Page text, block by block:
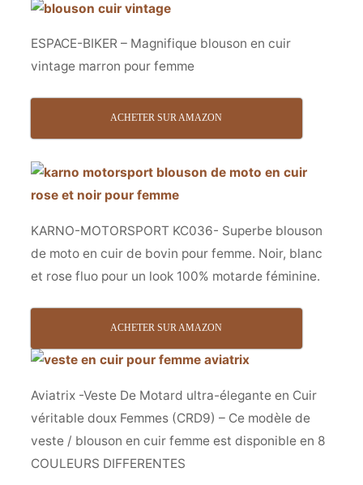
ESPACE-BIKER – Magnifique blouson en cuir
vintage marron pour femme
ACHETER SUR AMAZON
KARNO-MOTORSPORT KC036- Superbe blouson
de moto en cuir de bovin pour femme. Noir, blanc
et rose fluo pour un look 100% motarde féminine.
ACHETER SUR AMAZON
Aviatrix -Veste De Motard ultra-élegante en Cuir
véritable doux Femmes (CRD9) – Ce modèle de
veste / blouson en cuir femme est disponible en 8
COULEURS DIFFERENTES